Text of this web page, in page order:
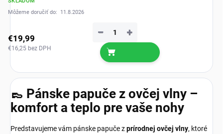
Môžeme doručiť do:
11.8.2026
€19,99
€16,25 bez DPH
+
−
👞 Pánske papuče z ovčej vlny –
komfort a teplo pre vaše nohy
Predstavujeme vám pánske papuče zprírodnej ovčej vlny, ktoré